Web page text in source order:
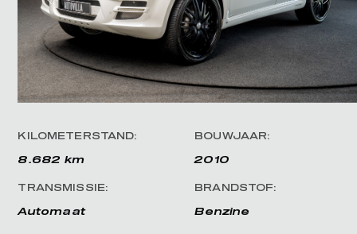
KILOMETERSTAND:
8.682 km
BOUWJAAR:
2010
TRANSMISSIE:
Automaat
BRANDSTOF:
Benzine